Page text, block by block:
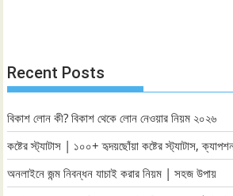
Recent Posts
বিকাশ লোন কী? বিকাশ থেকে লোন নেওয়ার নিয়ম ২০২৬
কষ্টের স্ট্যাটাস | ১০০+ হৃদয়ছোঁয়া কষ্টের স্ট্যাটাস,
অনলাইনে জন্ম নিবন্ধন যাচাই করার নিয়ম | সহজ উপায়